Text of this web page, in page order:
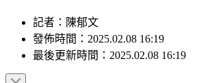
發佈時間：2025.02.08 16:19
最後更新時間：2025.02.08 16:19